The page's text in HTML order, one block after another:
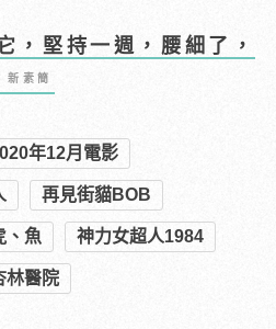
，堅持一週，腰細了，
新素簡
年12月電影
再見街貓BOB
、魚 神力女超人1984
林醫院